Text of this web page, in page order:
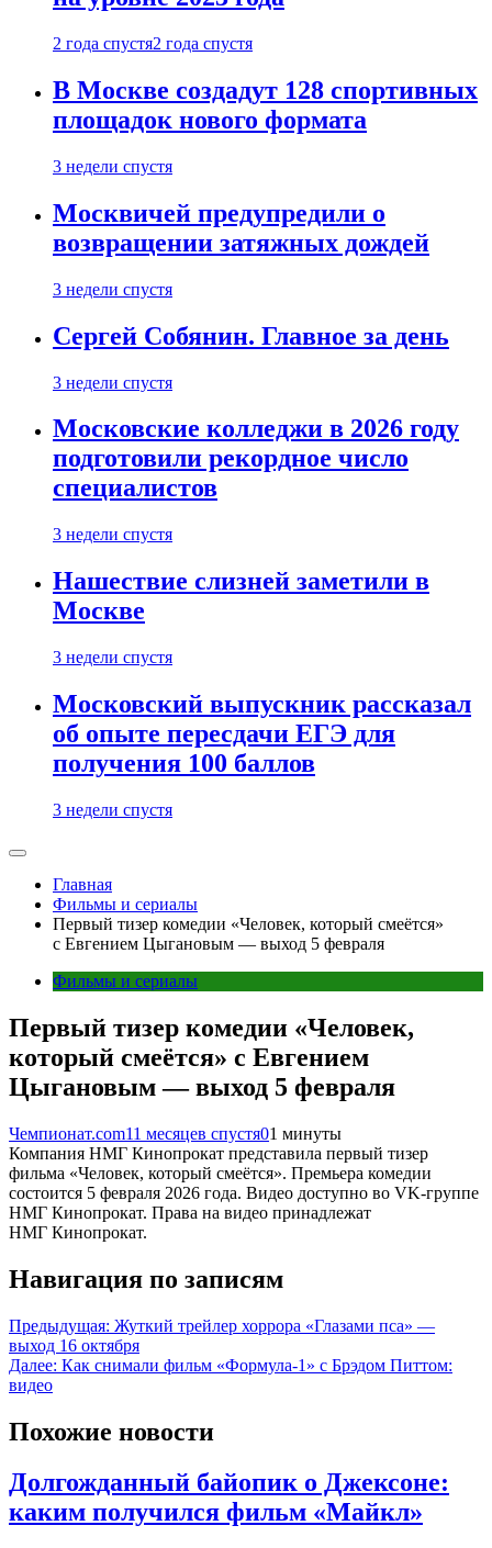
2 года спустя2 года спустя
В Москве создадут 128 спортивных
площадок нового формата
3 недели спустя
Москвичей предупредили о
возвращении затяжных дождей
3 недели спустя
Сергей Собянин. Главное за день
3 недели спустя
Московские колледжи в 2026 году
подготовили рекордное число
специалистов
3 недели спустя
Нашествие слизней заметили в
Москве
3 недели спустя
Московский выпускник рассказал
об опыте пересдачи ЕГЭ для
получения 100 баллов
3 недели спустя
Главная
Фильмы и сериалы
Первый тизер комедии «Человек, который смеётся»
с Евгением Цыгановым — выход 5 февраля
Фильмы и сериалы
Первый тизер комедии «Человек,
который смеётся» с Евгением
Цыгановым — выход 5 февраля
Чемпионат.com11 месяцев спустя01 минуты
Компания НМГ Кинопрокат представила первый тизер
фильма «Человек, который смеётся». Премьера комедии
состоится 5 февраля 2026 года. Видео доступно во VK-группе
НМГ Кинопрокат. Права на видео принадлежат
НМГ Кинопрокат.
Навигация по записям
Предыдущая: Жуткий трейлер хоррора «Глазами пса» —
выход 16 октября
Далее: Как снимали фильм «Формула-1» с Брэдом Питтом:
видео
Похожие новости
Долгожданный байопик о Джексоне:
каким получился фильм «Майкл»